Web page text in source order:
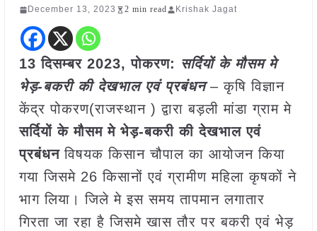
December 13, 2023 2 min read Krishak Jagat
13 दिसम्बर 2023, पोकरण: सर्दियों के मौसम मे
भेड़-बकरी की देखभाल एवं प्रबंधन– कृषि विज्ञान
केंद्र पोकरण(राजस्थान ) द्वारा बड़ली मांडा ग्राम मे
सर्दियों के मौसम मे भेड़-बकरी की देखभाल एवं
प्रबंधनविषयक किसान चौपाल का आयोजन किया
गया जिसमे 26 किसानों एवं ग्रामीण महिला कृषकों ने
भाग लिया। जिले मे इस समय तापमान लगातार
गिरता जा रहा है जिसमे खास तौर पर बकरी एवं भेड़